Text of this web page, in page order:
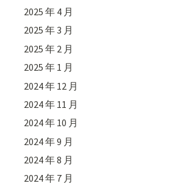
2025 年 4 月
2025 年 3 月
2025 年 2 月
2025 年 1 月
2024 年 12 月
2024 年 11 月
2024 年 10 月
2024 年 9 月
2024 年 8 月
2024 年 7 月